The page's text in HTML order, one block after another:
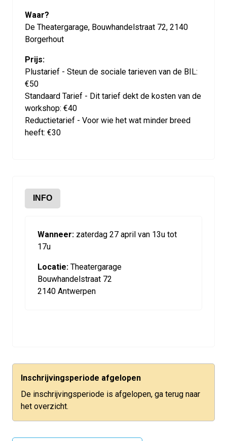
Waar?
De Theatergarage, Bouwhandelstraat 72, 2140
Borgerhout
Prijs:
Plustarief - Steun de sociale tarieven van de BIL:
€50
Standaard Tarief - Dit tarief dekt de kosten van de
workshop: €40
Reductietarief - Voor wie het wat minder breed
heeft: €30
INFO
Wanneer: zaterdag 27 april van 13u tot
17u
Locatie: Theatergarage
Bouwhandelstraat 72
2140 Antwerpen
Inschrijvingsperiode afgelopen
De inschrijvingsperiode is afgelopen, ga terug naar
het overzicht.